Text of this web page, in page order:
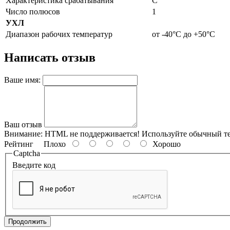
Число полюсов
1
УХЛ
Диапазон рабочих температур
от -40°С до +50°С
Написать отзыв
Ваше имя:
Ваш отзыв
Внимание: HTML не поддерживается! Используйте обычный
Рейтинг Плохо
Хорошо
Captcha
Введите код
Продолжить